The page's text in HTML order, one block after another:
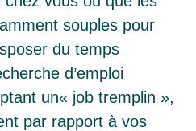
souples pour
du temps
d’emploi
un« job tremplin »,
par rapport à vos